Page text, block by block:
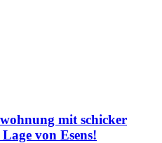
mit schicker
von Esens!